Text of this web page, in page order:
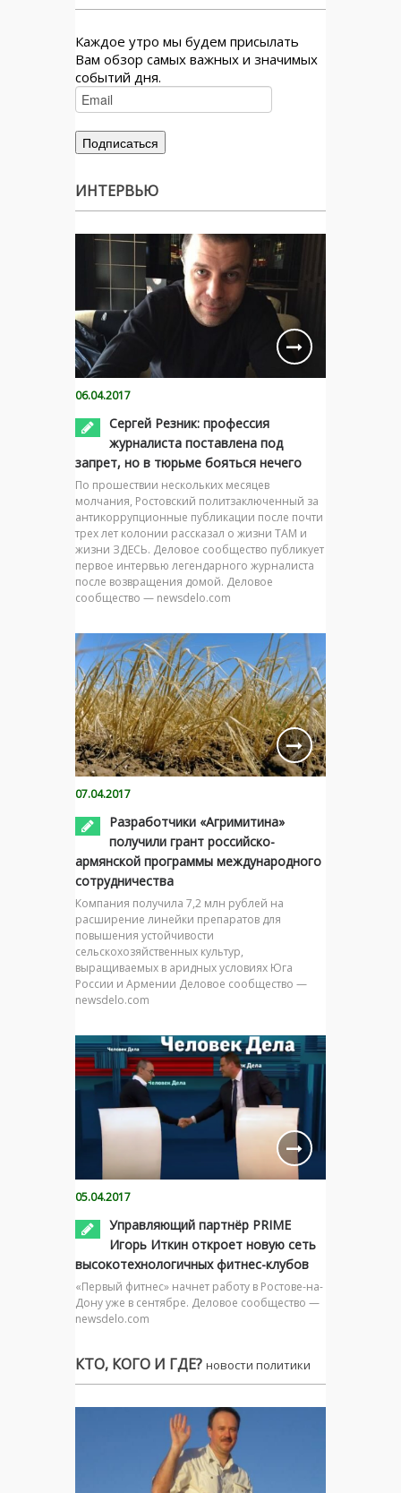
Каждое утро мы будем присылать
Вам обзор самых важных и значимых
событий дня.
ИНТЕРВЬЮ
06.04.2017
Сергей Резник: профессия
журналиста поставлена под
запрет, но в тюрьме бояться нечего
По прошествии нескольких месяцев
молчания, Ростовский политзаключенный за
антикоррупционные публикации после почти
трех лет колонии рассказал о жизни ТАМ и
жизни ЗДЕСЬ. Деловое сообщество публикует
первое интервью легендарного журналиста
после возвращения домой. Деловое
сообщество — newsdelo.com
07.04.2017
Разработчики «Агримитина»
получили грант российско-
армянской программы международного
сотрудничества
Компания получила 7,2 млн рублей на
расширение линейки препаратов для
повышения устойчивости
сельскохозяйственных культур,
выращиваемых в аридных условиях Юга
России и Армении Деловое сообщество —
newsdelo.com
05.04.2017
Управляющий партнёр PRIME
Игорь Иткин откроет новую сеть
высокотехнологичных фитнес-клубов
«Первый фитнес» начнет работу в Ростове-на-
Дону уже в сентябре. Деловое сообщество —
newsdelo.com
КТО, КОГО И ГДЕ? новости политики